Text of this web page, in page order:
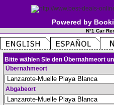
Powered by
N°1 Car
Bitte wählen Sie den Übernahmeort
Übernahmeort
Abgabeort